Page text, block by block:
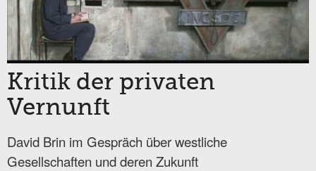
Kritik der privaten
Vernunft
David Brin im Gespräch über westliche
Gesellschaften und deren Zukunft